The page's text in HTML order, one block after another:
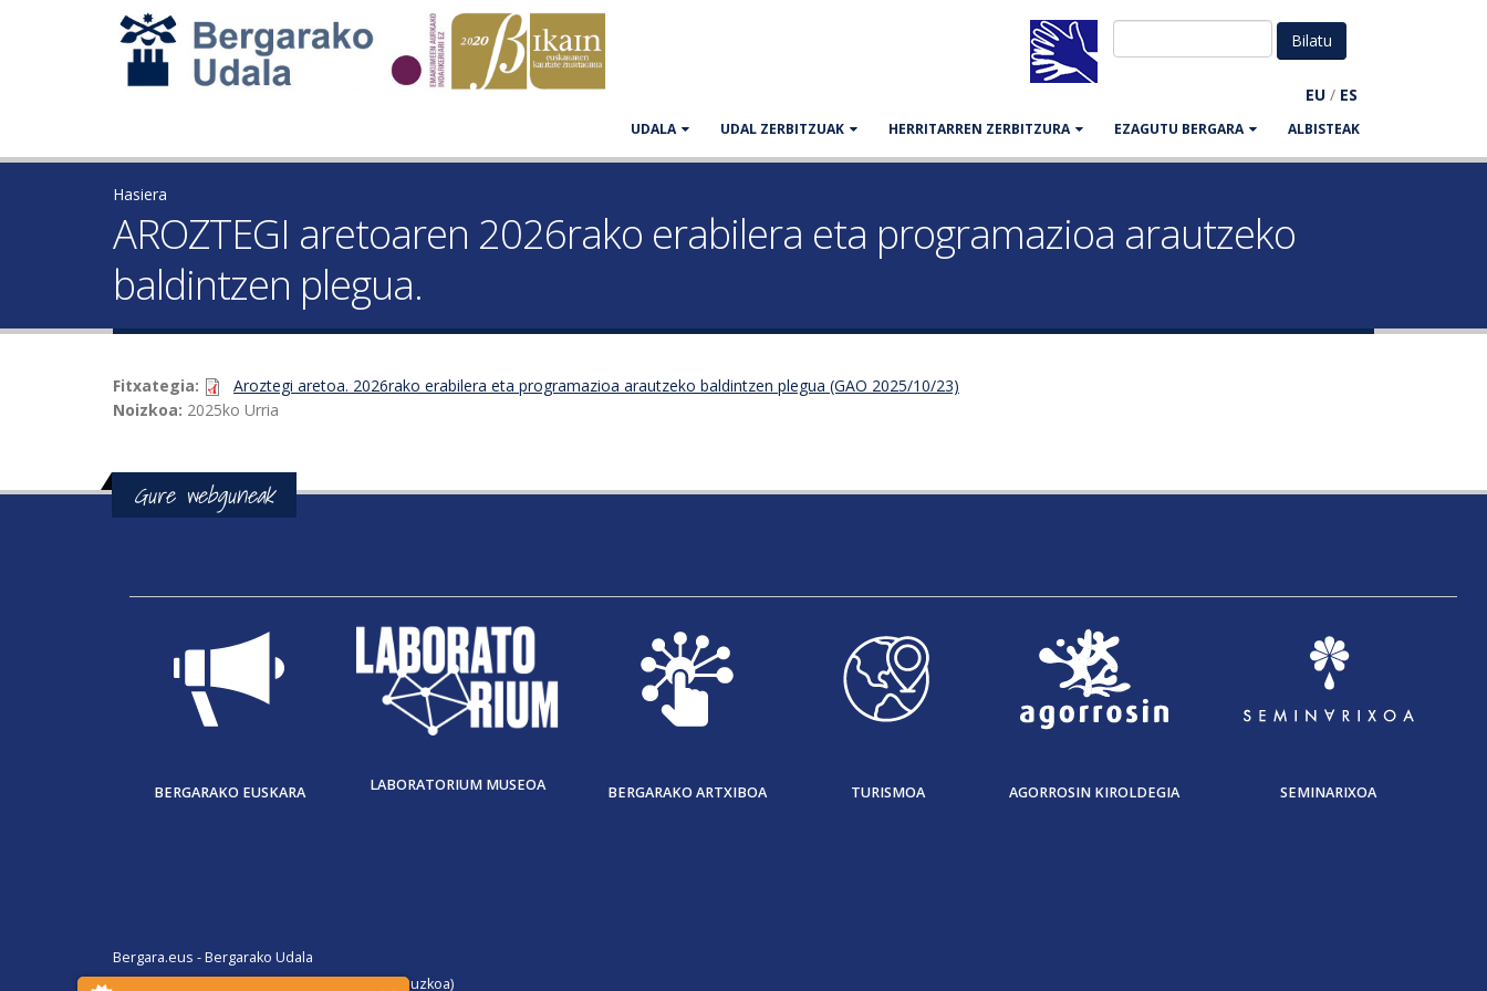
EU / ES
UDALA UDAL ZERBITZUAK HERRITARREN ZERBITZURA EZAGUTU BERGARA ALBISTEAK
Hasiera
AROZTEGI aretoaren 2026rako erabilera eta programazioa arautzeko
baldintzen plegua.
Fitxategia:
Aroztegi aretoa. 2026rako erabilera eta programazioa arautzeko baldintzen plegua (GAO 2025/10/23)
Noizkoa: 2025ko Urria
Gure webguneak
BERGARAKO EUSKARA LABORATORIUM MUSEOA BERGARAKO ARTXIBOA TURISMOA AGORROSIN KIROLDEGIA SEMINARIXOA
Bergara.eus - Bergarako Udala
San Martin Agirre plaza, 1. 20570 Bergara (Gipuzkoa)